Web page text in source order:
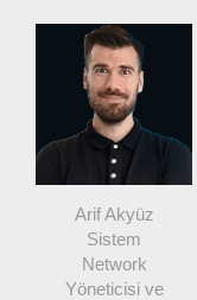
Arif Akyüz
Sistem
Network
Yöneticisi ve